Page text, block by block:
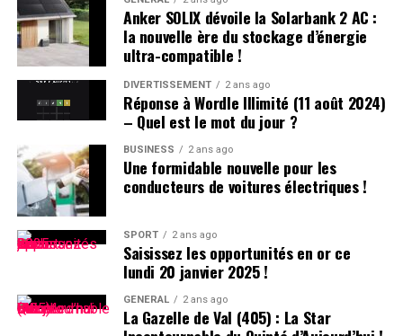
confusion lors des appels en classe, les enseignants
ajoutent souvent la première lettre du nom de famille
après le prénom : ainsi devient-il rapidement « Hugo
D. », un surnom auquel il s’habitue sans arduousé.
Pensées sur l’Identité Associée au
Prénom
Le choix d’un prénom peut avoir un impact significatif
sur notre identité personnelle tout au long de notre
existence. Que ce soit pour se distinguer ou pour
s’intégrer dans un groupe social spécifique, chaque
individu développe une relation particulière avec son
propre nom.
Anker SOLIX dévoile la Solarbank 2 AC :
la nouvelle ère du stockage d’énergie
ultra-compatible !
DIVERTISSEMENT 2 ans ago
Réponse à Wordle Illimité (11 août 2024)
– Quel est le mot du jour ?
BUSINESS 2 ans ago
Une formidable nouvelle pour les
conducteurs de voitures électriques !
SPORT 2 ans ago
Saisissez les opportunités en or ce
lundi 20 janvier 2025 !
GÉNÉRAL 2 ans ago
La Gazelle de Val (405) : La Star